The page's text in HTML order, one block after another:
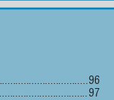
96
97